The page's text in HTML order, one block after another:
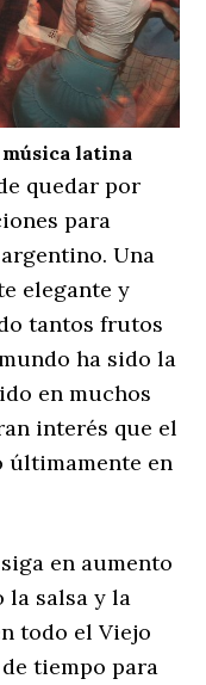
latina
quedar por
para
Una
elegante y
tantos frutos
ha sido la
en muchos
interés que el
últimamente en
en aumento
la salsa y la
todo el Viejo
tiempo para